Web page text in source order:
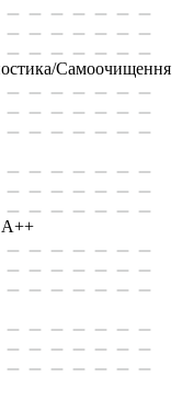
Самоочищення
A++